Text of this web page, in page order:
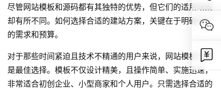
尽管网站模板和源码都有其独特的优势，但它们的适用场景
却有所不同。如何选择合适的建站方案，关键在于明确自己
的需求和预算。
对于那些时间紧迫且技术不精通的用户来说，网站模板无疑
是最佳选择。模板不仅设计精美，且操作简单、实施迅速，
非常适合初创企业、小型商家和个人用户。只需选择合适的